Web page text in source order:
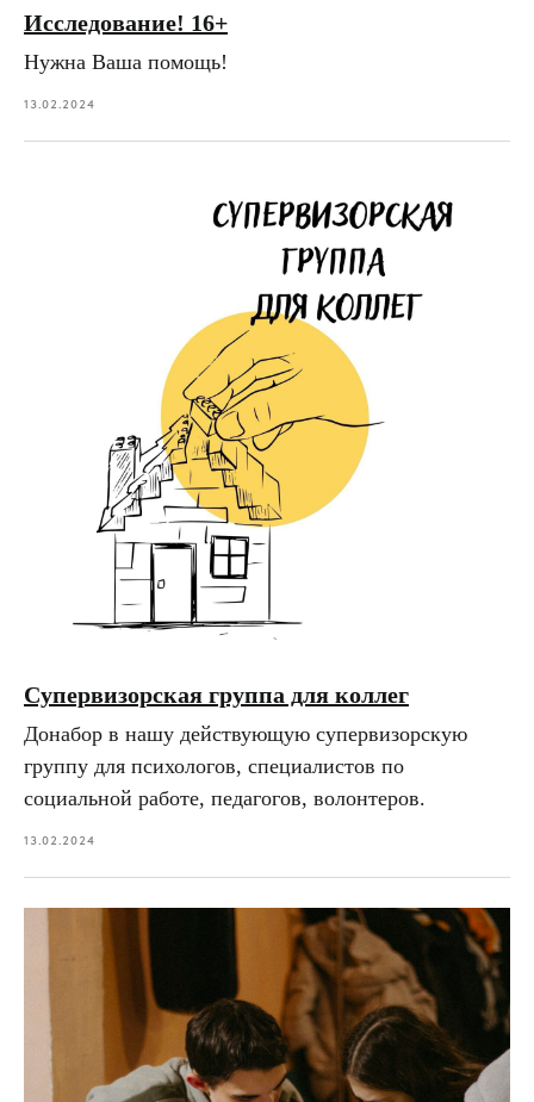
Исследование! 16+
Нужна Ваша помощь!
13.02.2024
Супервизорская группа для коллег
Донабор в нашу действующую супервизорскую
группу для психологов, специалистов по
социальной работе, педагогов, волонтеров.
13.02.2024